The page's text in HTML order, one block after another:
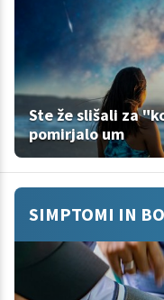
Ste že slišali za
pomirjalo um
SIMPTOMI IN